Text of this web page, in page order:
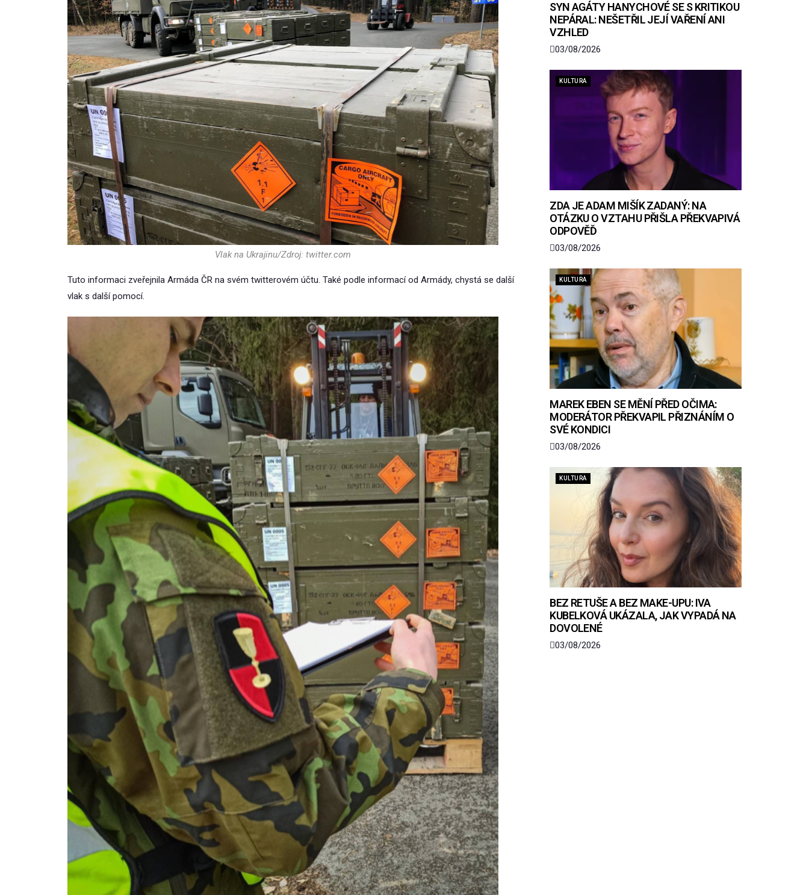
Vlak na Ukrajinu/Zdroj: twitter.com
Tuto informaci zveřejnila Armáda ČR na svém twitterovém účtu. Také podle informací od Armády, chystá se další
vlak s další pomocí.
SYN AGÁTY HANYCHOVÉ SE S KRITIKOU
NEPÁRAL: NEŠETŘIL JEJÍ VAŘENÍ ANI
VZHLED
03/08/2026
KULTURA
ZDA JE ADAM MIŠÍK ZADANÝ: NA
OTÁZKU O VZTAHU PŘIŠLA PŘEKVAPIVÁ
ODPOVĚĎ
03/08/2026
KULTURA
MAREK EBEN SE MĚNÍ PŘED OČIMA:
MODERÁTOR PŘEKVAPIL PŘIZNÁNÍM O
SVÉ KONDICI
03/08/2026
KULTURA
BEZ RETUŠE A BEZ MAKE-UPU: IVA
KUBELKOVÁ UKÁZALA, JAK VYPADÁ NA
DOVOLENÉ
03/08/2026